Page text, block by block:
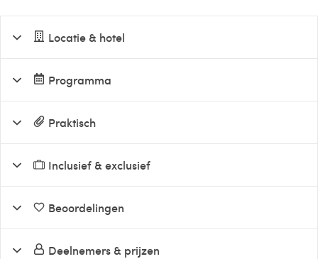
Locatie & hotel
Programma
Praktisch
Inclusief & exclusief
Beoordelingen
Deelnemers & prijzen